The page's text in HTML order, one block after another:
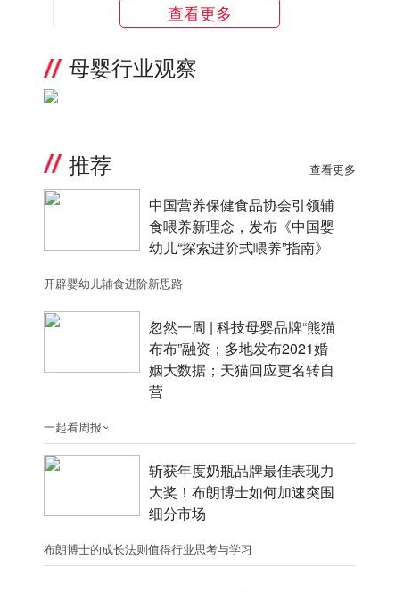
查看更多
母婴行业观察
推荐 查看更多
中国营养保健食品协会引领辅
食喂养新理念，发布《中国婴
幼儿“探索进阶式喂养”指南》
开辟婴幼儿辅食进阶新思路
忽然一周 |​​ 科技母婴品牌“熊猫
布布”融资；​多地发布2021婚
姻大数据；天猫回应更名转自
营
一起看周报~
斩获年度奶瓶品牌最佳表现力
大奖！布朗博士如何加速突围
细分市场
布朗博士的成长法则值得行业思考与学习